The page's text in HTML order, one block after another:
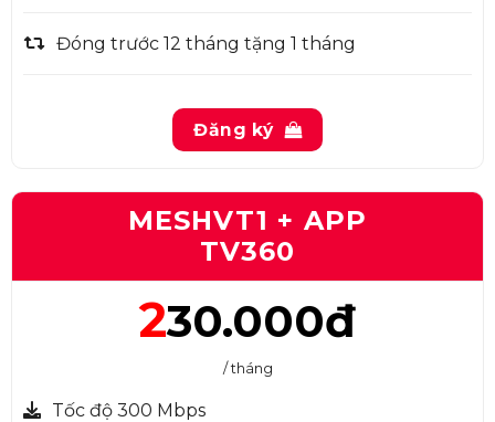
Đóng trước 12 tháng tặng 1 tháng
Đăng ký
MESHVT1 + APP
TV360
230.000đ
/ tháng
Tốc độ 300 Mbps